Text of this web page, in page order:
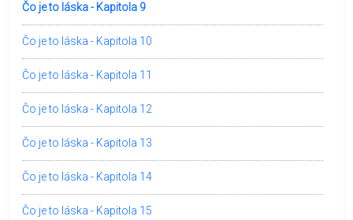
Čo je to láska - Kapitola 9
Čo je to láska - Kapitola 10
Čo je to láska - Kapitola 11
Čo je to láska - Kapitola 12
Čo je to láska - Kapitola 13
Čo je to láska - Kapitola 14
Čo je to láska - Kapitola 15